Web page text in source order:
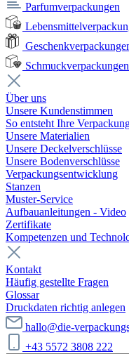
Parfumverpackungen
Schmuckverpackungen
Über uns
Unsere Kundenstimmen
So entsteht Ihre
Unsere Materialien
Unsere Deckelverschlüsse
Unsere Bodenverschlüsse
Verpackungsentwicklung
Stanzen
Muster-Service
Aufbauanleitungen - Video
Zertifikate
Kompetenzen und
Kontakt
Häufig gestellte Fragen
Glossar
Druckdaten richtig anlegen
hallo@die-
+43 5572 3808 222